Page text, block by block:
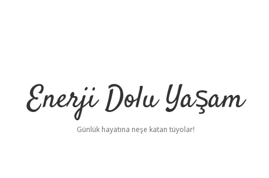
Enerji Dolu Yaşam
Günlük hayatına neşe katan tüyolar!